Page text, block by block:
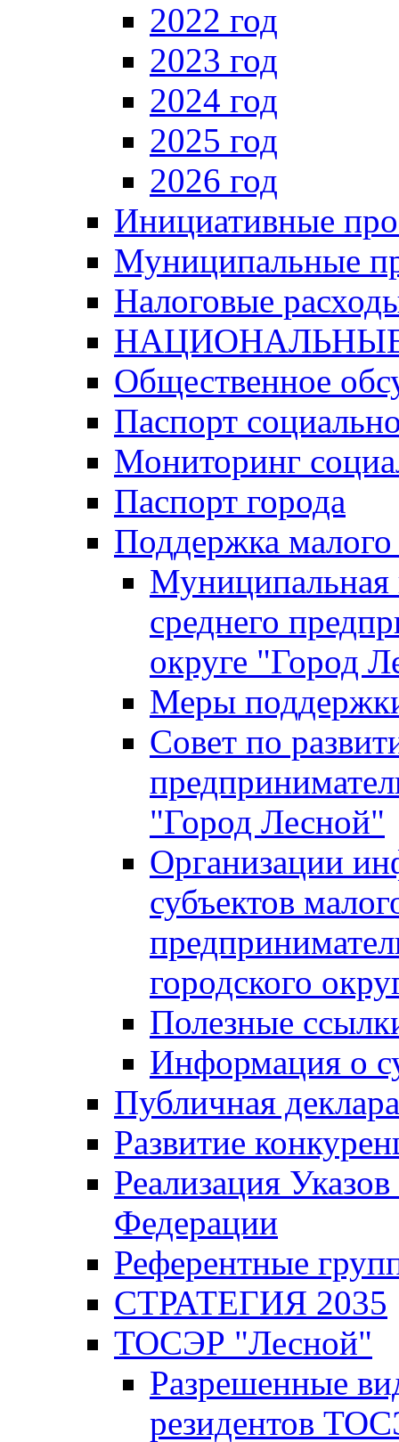
2022 год
2023 год
2024 год
2025 год
2026 год
Инициативные
Муниципальные
Налоговые
Общественное
Паспорт
Мониторинг
Паспорт города
Поддержка малого
Муниципальная
среднего
округе "Город
Меры
Совет по
"Город Лесной"
Организации
субъектов
городского
Полезные
Информация о
Публичная
Развитие
Реализация
Федерации
Референтные
СТРАТЕГИЯ 2035
ТОСЭР "Лесной"
Разрешенные
резидентов